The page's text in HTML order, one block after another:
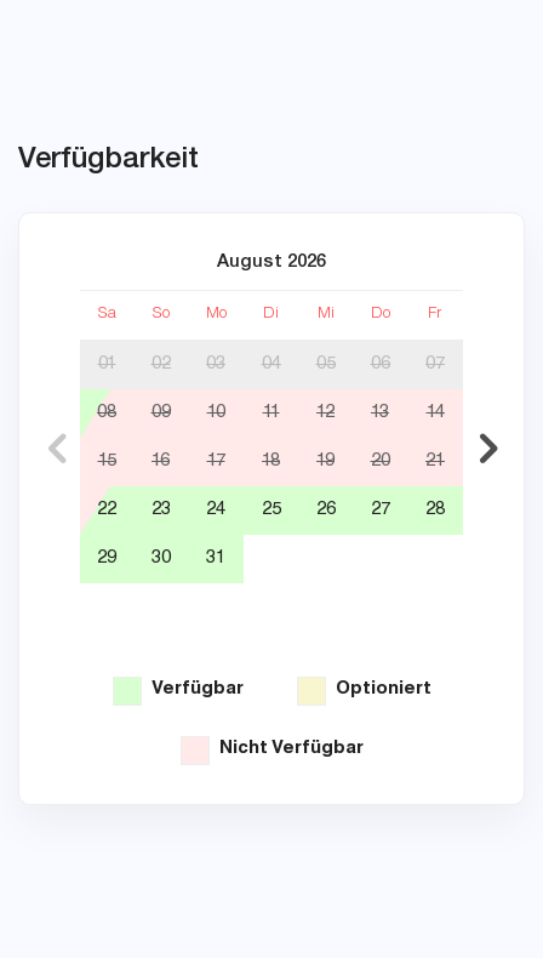
Verfügbarkeit
August 2026
Sa So Mo Di Mi Do Fr
01 02 03 04 05 06 07
08 09 10 11 12 13 14
15 16 17 18 19 20 21
22 23 24 25 26 27 28
29 30 31
Verfügbar Optioniert
Nicht Verfügbar